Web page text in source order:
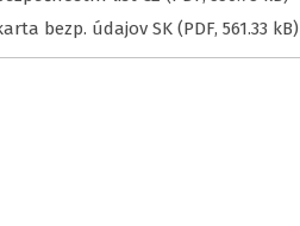
bezp. údajov SK (PDF, 561.33 kB)